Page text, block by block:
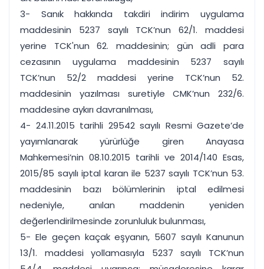
3- Sanık hakkında takdiri indirim uygulama
maddesinin 5237 sayılı TCK’nun 62/1. maddesi
yerine TCK'nun 62. maddesinin; gün adli para
cezasının uygulama maddesinin 5237 sayılı
TCK’nun 52/2 maddesi yerine TCK’nun 52.
maddesinin yazılması suretiyle CMK’nun 232/6.
maddesine aykırı davranılması,
4- 24.11.2015 tarihli 29542 sayılı Resmi Gazete’de
yayımlanarak yürürlüğe giren Anayasa
Mahkemesi’nin 08.10.2015 tarihli ve 2014/140 Esas,
2015/85 sayılı iptal karan ile 5237 sayılı TCK’nun 53.
maddesinin bazı bölümlerinin iptal edilmesi
nedeniyle, anılan maddenin yeniden
değerlendirilmesinde zorunluluk bulunması,
5- Ele geçen kaçak eşyanın, 5607 sayılı Kanunun
13/1. maddesi yollamasıyla 5237 sayılı TCK’nun